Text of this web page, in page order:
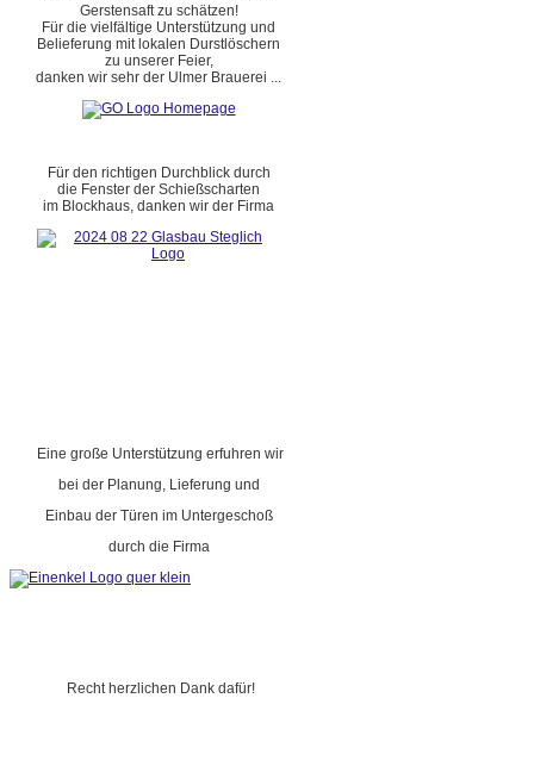
Gerstensaft zu schätzen!
Für die vielfältige Unterstützung und
Belieferung mit lokalen Durstlöschern
zu unserer Feier,
danken wir sehr der Ulmer Brauerei ...
Für den richtigen Durchblick durch
die Fenster der Schießscharten
im Blockhaus, danken wir der Firma
Eine große Unterstützung erfuhren wir
bei der Planung, Lieferung und
Einbau der Türen im Untergeschoß
durch die Firma
Recht herzlichen Dank dafür!